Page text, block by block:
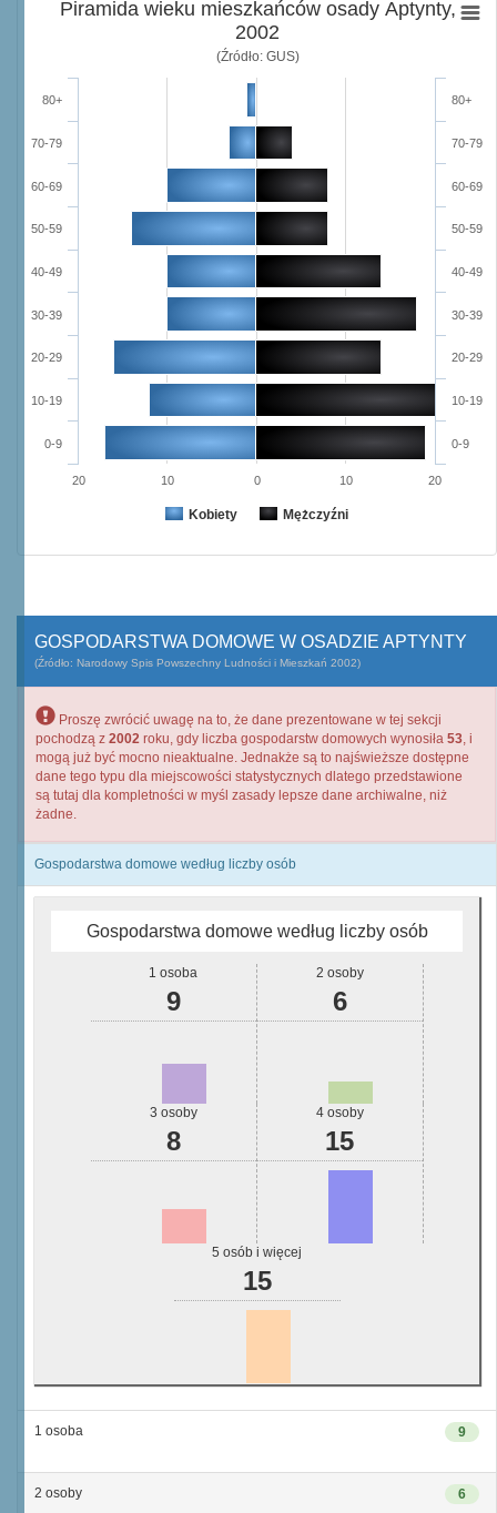
Piramida wieku mieszkańców osady Aptynty,
2002
(Źródło: GUS)
Kobiety Mężczyźni
0-9
10-19
20-29
30-39
40-49
50-59
60-69
70-79
80+
0-9
10-19
20-29
30-39
40-49
50-59
60-69
70-79
80+
20 10 0 10 20
GOSPODARSTWA DOMOWE W OSADZIE APTYNTY
(Źródło: Narodowy Spis Powszechny Ludności i Mieszkań 2002)
Proszę zwrócić uwagę na to, że dane prezentowane w tej sekcji
pochodzą z 2002 roku, gdy liczba gospodarstw domowych wynosiła 53, i
mogą już być mocno nieaktualne. Jednakże są to najświeższe dostępne
dane tego typu dla miejscowości statystycznych dlatego przedstawione
są tutaj dla kompletności w myśl zasady lepsze dane archiwalne, niż
żadne.
Gospodarstwa domowe według liczby osób
Gospodarstwa domowe według liczby osób
1 osoba
9
2 osoby
6
3 osoby
8
4 osoby
15
5 osób i więcej
15
9
1 osoba
6
2 osoby